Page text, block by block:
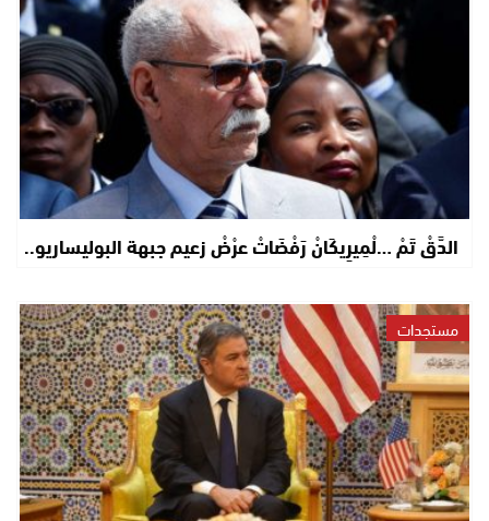
الدَّقْ تَمْ …لْمِيرِيكَانْ رَفْضَاتْ عرْضْ زعيم جبهة البوليساريو..
مستجدات